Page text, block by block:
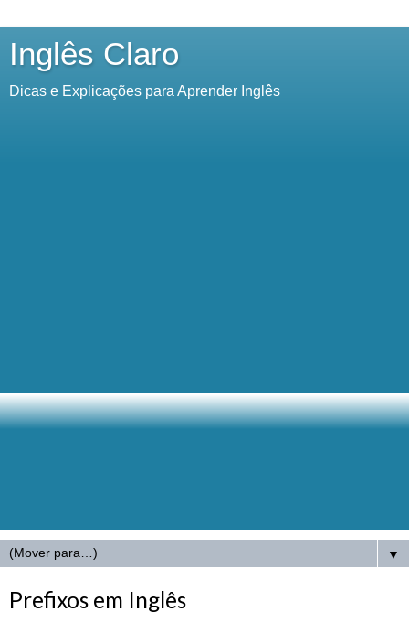
Inglês Claro
Dicas e Explicações para Aprender Inglês
▼
Prefixos em Inglês